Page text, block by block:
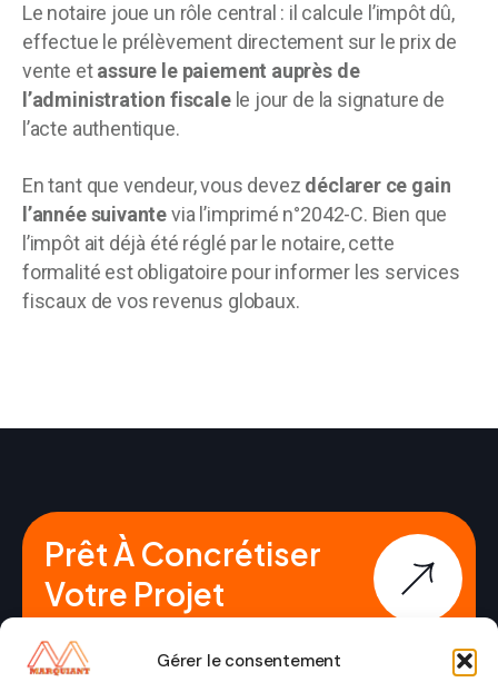
Gérer le consentement
Le notaire joue un rôle central : il calcule l’impôt dû,
effectue le prélèvement directement sur le prix de
vente etassure le paiement auprès de
l’administration fiscalele jour de la signature de
l’acte authentique.
En tant que vendeur, vous devez déclarer ce gain
l’année suivantevia l’imprimé n°2042-C. Bien que
l’impôt ait déjà été réglé par le notaire, cette
formalité est obligatoire pour informer les services
fiscaux de vos revenus globaux.
Prêt À Concrétiser
Votre Projet
Immobilier ?